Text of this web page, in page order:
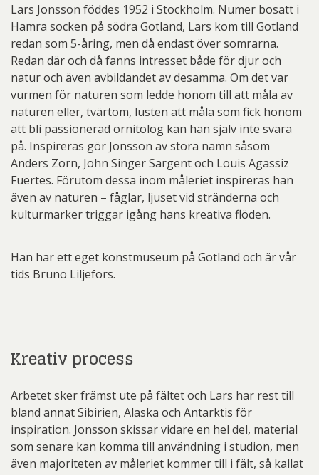
Lars Jonsson föddes 1952 i Stockholm. Numer bosatt i
Hamra socken på södra Gotland, Lars kom till Gotland
redan som 5-åring, men då endast över somrarna.
Redan där och då fanns intresset både för djur och
natur och även avbildandet av desamma. Om det var
vurmen för naturen som ledde honom till att måla av
naturen eller, tvärtom, lusten att måla som fick honom
att bli passionerad ornitolog kan han själv inte svara
på. Inspireras gör Jonsson av stora namn såsom
Anders Zorn, John Singer Sargent och Louis Agassiz
Fuertes. Förutom dessa inom måleriet inspireras han
även av naturen – fåglar, ljuset vid stränderna och
kulturmarker triggar igång hans kreativa flöden.
Han har ett eget konstmuseum på Gotland och är vår
tids Bruno Liljefors.
Kreativ process
Arbetet sker främst ute på fältet och Lars har rest till
bland annat Sibirien, Alaska och Antarktis för
inspiration. Jonsson skissar vidare en hel del, material
som senare kan komma till användning i studion, men
även majoriteten av måleriet kommer till i fält, så kallat